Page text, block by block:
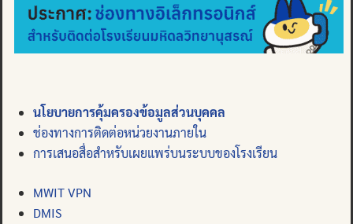
นโยบายการคุ้มครองข้อมูลส่วนบุคคล
ช่องทางการติดต่อหน่วยงานภายใน
การเสนอสื่อสำหรับเผยแพร่บนระบบของโรงเรียน
MWIT VPN
DMIS